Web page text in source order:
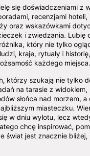
się doświadczeniami z
recenzjami hoteli,
oraz wskazówkami
i zwiedzania. Lubię
który nie tylko
kraje, rytuały i
każdego miejsca.
którzy szukają nie tylko
na tarasie z
słońca nad morzem, a
miasteczku.
w dniu wylotu, lecz
chcę inspirować,
świat jest znacznie bliżej,